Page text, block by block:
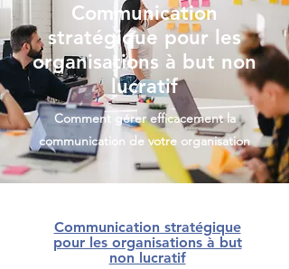
Communication
stratégique pour les
organisations à but non
lucratif
Comment gérer efficacement la
communication de votre organisation
Communication stratégique
pour les organisations à but
non lucratif